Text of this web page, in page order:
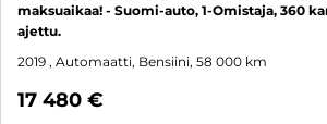
maksuaikaa! - Suomi-auto, 1-Omistaja, 360
ajettu.
2019 , Automaatti, Bensiini, 58 000 km
17 480 €